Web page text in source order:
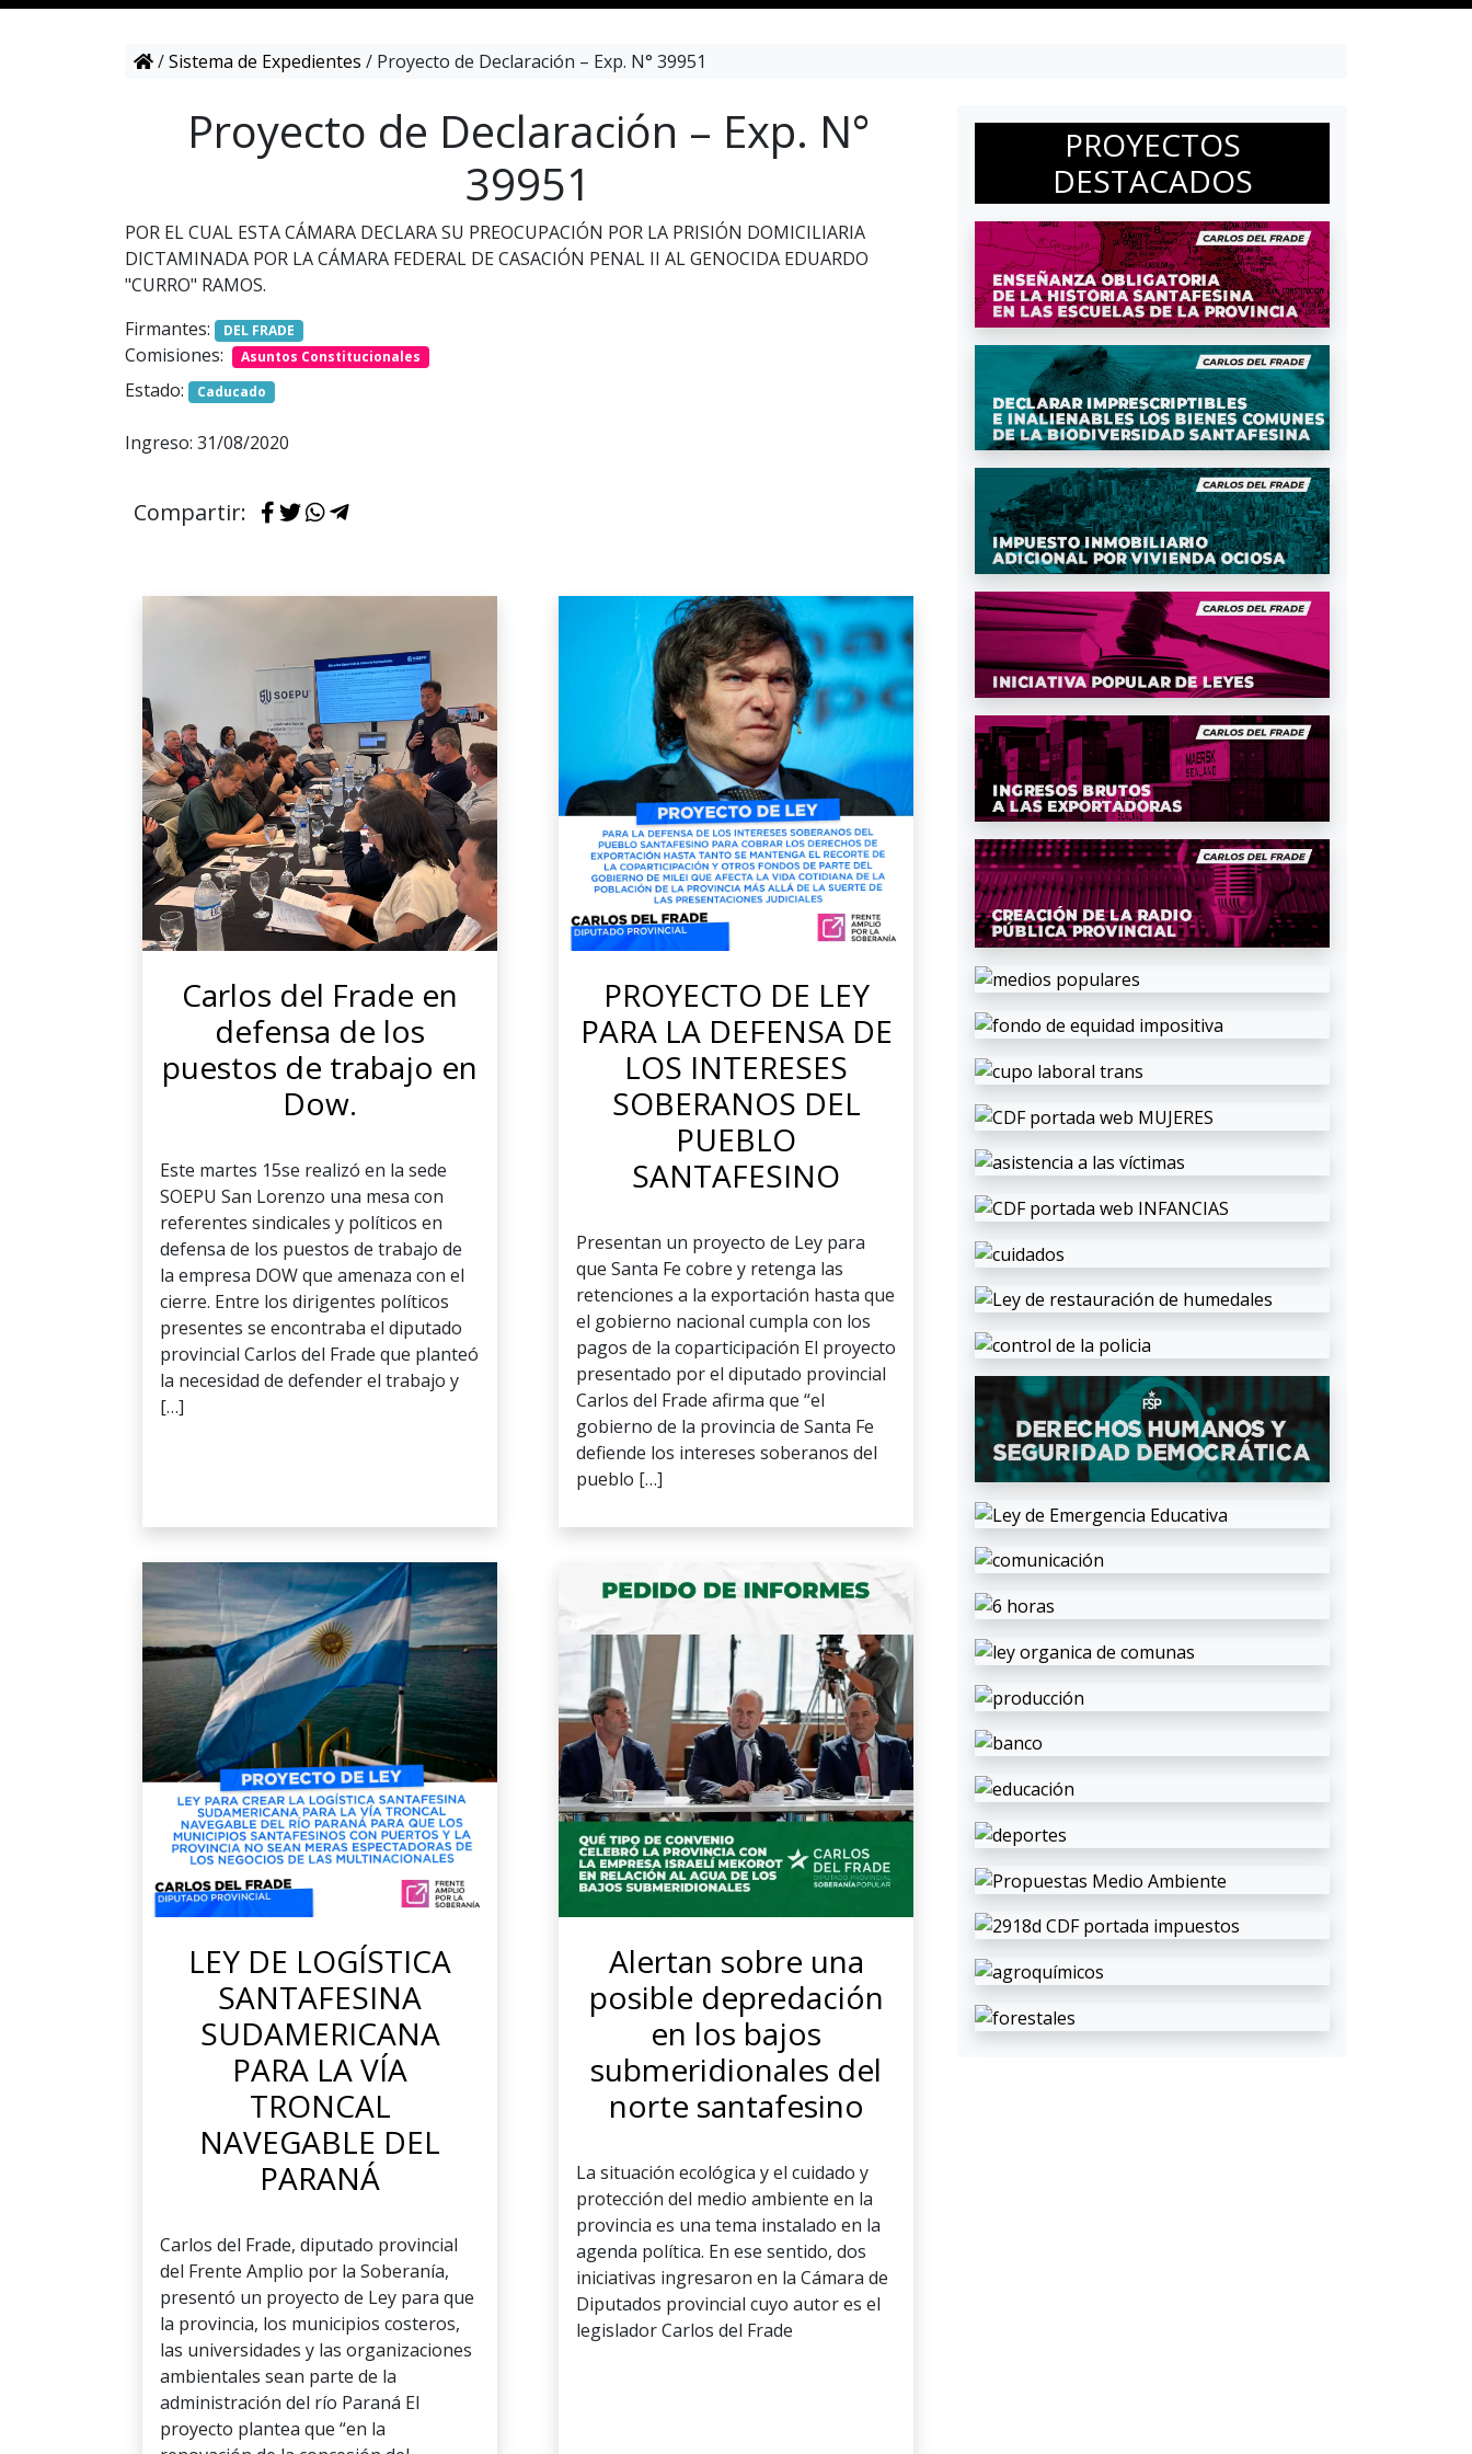
/Sistema de Expedientes / Proyecto de Declaración – Exp. N° 39951
Proyecto de Declaración – Exp. N°
39951
POR EL CUAL ESTA CÁMARA DECLARA SU PREOCUPACIÓN POR LA PRISIÓN DOMICILIARIA
DICTAMINADA POR LA CÁMARA FEDERAL DE CASACIÓN PENAL II AL GENOCIDA EDUARDO
"CURRO" RAMOS.
Firmantes:
DEL FRADE
Comisiones: Asuntos Constitucionales
Estado: Caducado
Ingreso: 31/08/2020
Compartir:
Carlos del Frade en
defensa de los
puestos de trabajo en
Dow.
Este martes 15se realizó en la sede
SOEPU San Lorenzo una mesa con
referentes sindicales y políticos en
defensa de los puestos de trabajo de
la empresa DOW que amenaza con el
cierre. Entre los dirigentes políticos
presentes se encontraba el diputado
provincial Carlos del Frade que planteó
la necesidad de defender el trabajo y
[…]
PROYECTO DE LEY
PARA LA DEFENSA DE
LOS INTERESES
SOBERANOS DEL
PUEBLO
SANTAFESINO
Presentan un proyecto de Ley para
que Santa Fe cobre y retenga las
retenciones a la exportación hasta que
el gobierno nacional cumpla con los
pagos de la coparticipación El proyecto
presentado por el diputado provincial
Carlos del Frade afirma que “el
gobierno de la provincia de Santa Fe
defiende los intereses soberanos del
pueblo […]
LEY DE LOGÍSTICA
SANTAFESINA
SUDAMERICANA
PARA LA VÍA
TRONCAL
NAVEGABLE DEL
PARANÁ
Carlos del Frade, diputado provincial
del Frente Amplio por la Soberanía,
presentó un proyecto de Ley para que
la provincia, los municipios costeros,
las universidades y las organizaciones
ambientales sean parte de la
administración del río Paraná El
proyecto plantea que “en la
Alertan sobre una
posible depredación
en los bajos
submeridionales del
norte santafesino
La situación ecológica y el cuidado y
protección del medio ambiente en la
provincia es una tema instalado en la
agenda política. En ese sentido, dos
iniciativas ingresaron en la Cámara de
Diputados provincial cuyo autor es el
legislador Carlos del Frade
PROYECTOS
DESTACADOS